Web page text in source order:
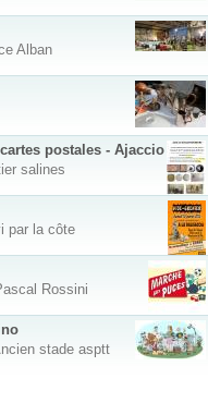
Alban
postales - Ajaccio
salines
par la côte
Rossini
stade asptt